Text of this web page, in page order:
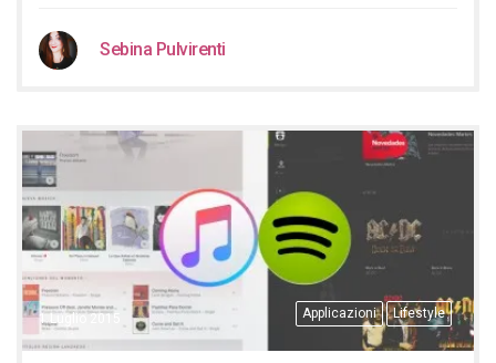
Sebina Pulvirenti
Applicazioni Lifestyle
1 Luglio 2015